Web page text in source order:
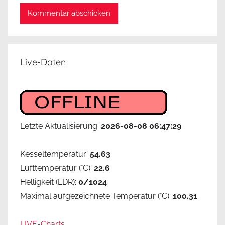
Live-Daten
Letzte Aktualisierung: 2026-08-08 06:47:29
Kesseltemperatur: 54.63
Lufttemperatur (°C): 22.6
Helligkeit (LDR): 0/1024
Maximal aufgezeichnete Temperatur (°C): 100.31